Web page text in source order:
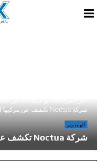
PRIMARY
شركة Noctua تكشف عن مركبها الحراري NT-H2
الهاردوير
شركة Noctua تكشف عن مركبها الحراري NT-H2